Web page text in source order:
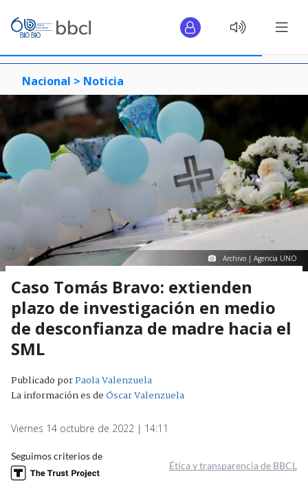
Nacional > Noticia
Archivo | Agencia UNO
Caso Tomás Bravo: extienden
plazo de investigación en medio
de desconfianza de madre hacia el
SML
Publicado porPaola Valenzuela
La información es deÓscar Valenzuela
Viernes 14 octubre de 2022 | 14:11
Seguimos criterios de
Ética y transparencia de BBCL